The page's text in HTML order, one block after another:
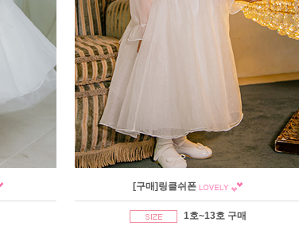
[구매]링클쉬폰
1호~13호 구매